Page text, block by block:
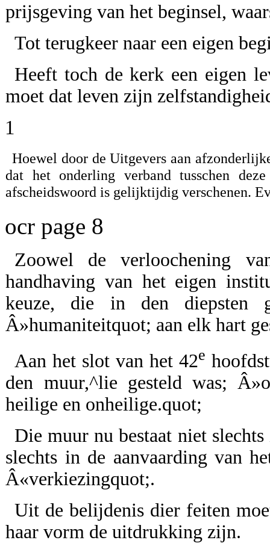
prijsgeving van het beginsel,
Tot terugkeer naar een eigen
Heeft toch de kerk een eigen
moet dat leven zijn
1
Hoewel door de Uitgevers aan
dat het onderling verband tusschen
afscheidswoord is gelijktijdig verschenen.
ocr page 8
Zoowel de verloochening
handhaving van het eigen
keuze, die in den diepsten
Â»humaniteitquot; aan elk hart
Aan het slot van het 42e
den muur,^lie gesteld was;
heilige en onheilige.quot;
Die muur nu bestaat niet
slechts in de aanvaarding van
Â«verkiezingquot;.
Uit de belijdenis dier feiten
haar vorm de uitdrukking zijn.